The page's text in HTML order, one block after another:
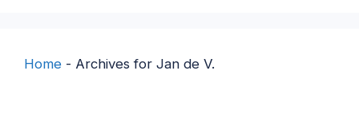
Home - Archives for Jan de V.